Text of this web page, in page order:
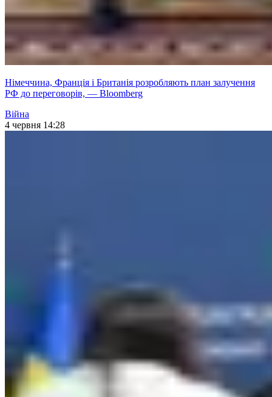
Німеччина, Франція і Британія розробляють план залучення
РФ до переговорів, — Bloomberg
Війна
4 червня 14:28